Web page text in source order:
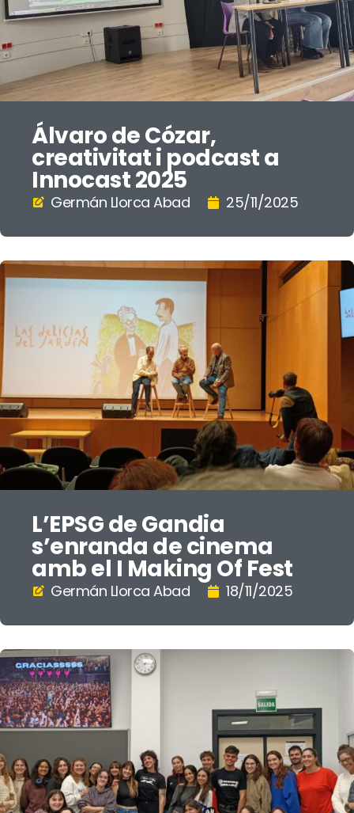
Álvaro de Cózar,
creativitat i podcast a
Innocast 2025
Germán Llorca Abad 25/11/2025
L’EPSG de Gandia
s’enranda de cinema
amb el I Making Of Fest
Germán Llorca Abad 18/11/2025